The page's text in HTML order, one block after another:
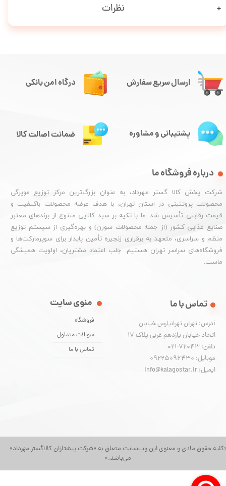
نظرات
حقوق مادی و معنوی این وب‌سایت متعلق به «شرکت پیشتازان کالاگستر مهرداد»
می‌باشد.»
ارسال سریع سفارش
درباره فروشگاه ما
شرکت پخش کالا گستر مهرداد، به عنوان بزرگ‌ترین مرکز توزیع مویرگی
محصولات پروتئینی در استان تهران، با هدف عرضه محصولات باکیفیت و
قیمت رقابتی تأسیس شد. ما با تکیه بر سبد کالایی متنوع از برندهای معتبر
صنایع غذایی کشور (از جمله محصولات سورن) و بهره‌گیری از سیستم توزیع
منظم و سراسری، متعهد به برقراری زنجیره تأمین پایدار برای سوپرمارکت‌ها و
فروشگاه‌های سراسر تهران هستیم. جلب اعتماد مشتریان، اولویت همیشگی
ماست.
منوی سایت
فروشگاه
سوالات متداول
تماس با ما
تماس با ما
آدرس: تهران تهرانپارس خیابان
اتحاد خیابان یازدهم غربی پلاک ۱۷
تلفن: 72043-021
موبایل: 09225096430
ایمیل: info@kalagostar.ir
درگاه امن بانکی
پشتیبانی و مشاوره ضمانت اصالت کالا